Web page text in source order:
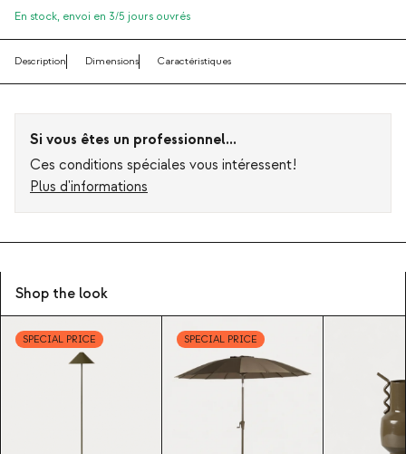
En stock, envoi en 3/5 jours ouvrés
Description Dimensions Caractéristiques
Si vous êtes un professionnel...
Ces conditions spéciales vous intéressent!
Plus d'informations
Shop the look
SPECIAL PRICE SPECIAL PRICE